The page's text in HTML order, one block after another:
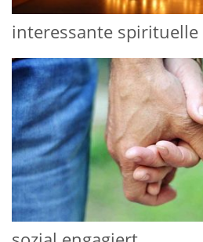
interessante spirituelle